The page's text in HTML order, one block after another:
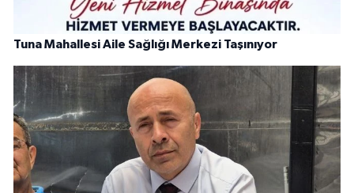
Tuna Mahallesi Aile Sağlığı Merkezi Taşınıyor